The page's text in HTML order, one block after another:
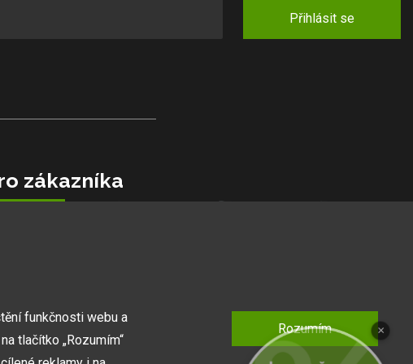
Přihlásit se
zákazníka
funkčnosti webu a
tlačítko „Rozumím“
Rozumím ×